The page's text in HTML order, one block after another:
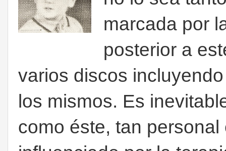
marcada por
posterior a
varios discos
los mismos. Es
como éste, tan